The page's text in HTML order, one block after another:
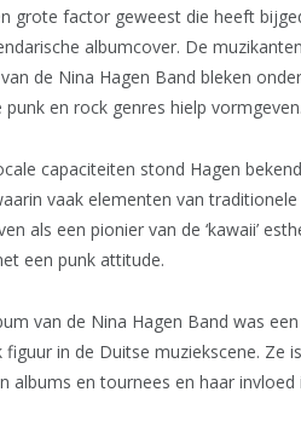
grote factor geweest die heeft
albumcover. De
de Nina Hagen Band bleken
punk en rock genres hielp vormgeven.
capaciteiten stond Hagen
vaak elementen van
als een pionier van de ‘kawaii’
een punk attitude.
van de Nina Hagen Band was
figuur in de Duitse muziekscene. Ze
albums en tournees en haar